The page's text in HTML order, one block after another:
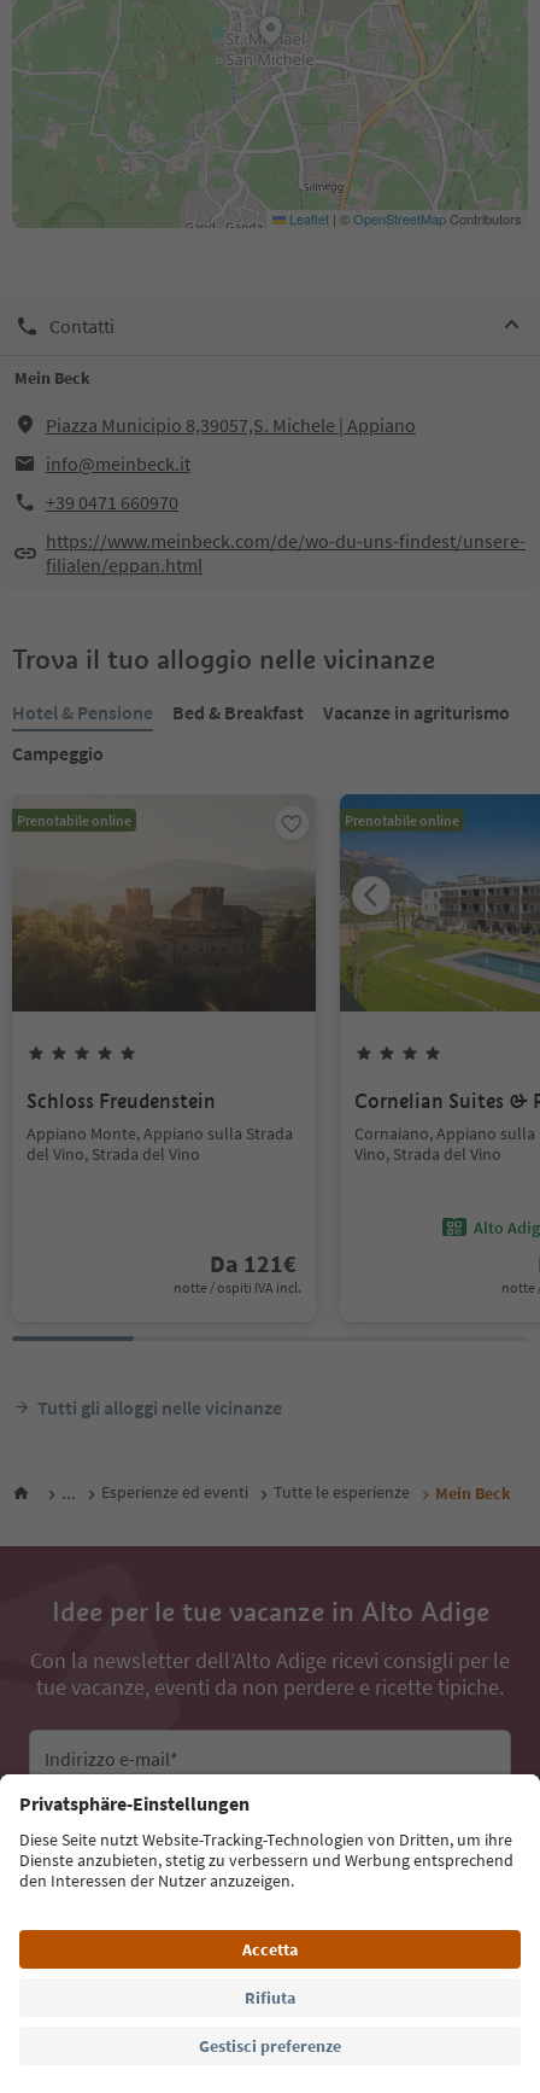
Leaflet | ©OpenStreetMapContributors
Contatti
Mein Beck
Piazza Municipio 8,39057,S. Michele | Appiano
info@meinbeck.it
+39 0471 660970
https://www.meinbeck.com/de/wo-du-uns-findest/unsere-
filialen/eppan.html
Trova il tuo alloggio nelle vicinanze
Hotel & Pensione Bed & Breakfast
Vacanze in agriturismo
Campeggio
Prenotabile online
Schloss Freudenstein
Appiano Monte, Appiano sulla Strada
del Vino, Strada del Vino
Da 121€
notte / ospiti IVA incl.
Prenotabile online
Cornelian Suites &
Cornaiano, Appiano sulla
Vino, Strada del Vino
Alto
notte
Tutti gli alloggi nelle vicinanze
... Esperienze ed eventi Tutte le esperienze Mein Beck
Idee per le tue vacanze in Alto Adige
Con la newsletter dell’Alto Adige ricevi consigli per le
tue vacanze, eventi da non perdere e ricette tipiche.
Indirizzo e-mail*
Iscriviti alla newsletter